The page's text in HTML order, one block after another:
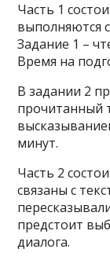
Часть 1
выполняются
Задание 1 –
Время на
В задании 2
прочитанный
минут.
Часть 2
связаны с
предстоит
диалога.